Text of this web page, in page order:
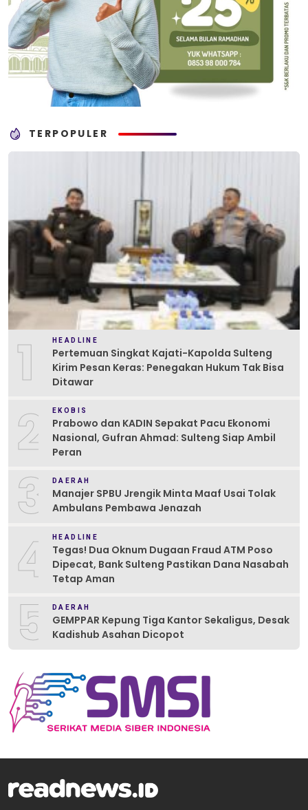
TERPOPULER
1 HEADLINE
Pertemuan Singkat Kajati-Kapolda Sulteng
Kirim Pesan Keras: Penegakan Hukum Tak Bisa
Ditawar
2 EKOBIS
Prabowo dan KADIN Sepakat Pacu Ekonomi
Nasional, Gufran Ahmad: Sulteng Siap Ambil
Peran
3 DAERAH
Manajer SPBU Jrengik Minta Maaf Usai Tolak
Ambulans Pembawa Jenazah
4 HEADLINE
Tegas! Dua Oknum Dugaan Fraud ATM Poso
Dipecat, Bank Sulteng Pastikan Dana Nasabah
Tetap Aman
5 DAERAH
GEMPPAR Kepung Tiga Kantor Sekaligus, Desak
Kadishub Asahan Dicopot